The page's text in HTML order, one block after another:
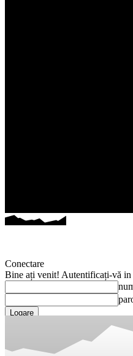
Conectare
Bine ați venit! Autentificați-vă in
Ați uitat parola? obține ajutor
Recuperați-vă parola